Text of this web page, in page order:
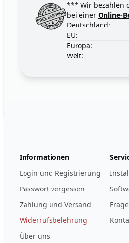
*** Wir bezahlen
bei einer Online-
Deutschland:
EU:
Europa:
Welt:
Informationen
Login und Registrierung
Passwort vergessen
Zahlung und Versand
Widerrufsbelehrung
Über uns